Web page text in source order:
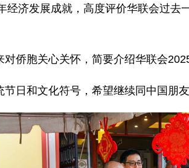
经济发展成就，高度评价华联会过
侨胞关心关怀，简要介绍华联会
日和文化符号，希望继续同中国朋